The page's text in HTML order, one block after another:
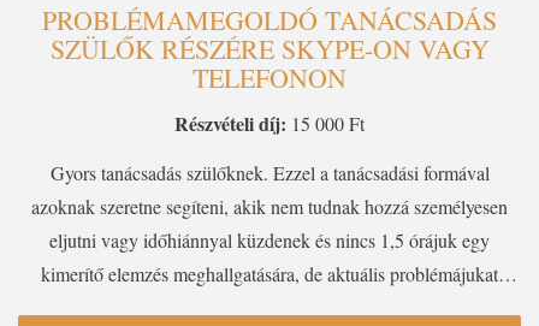
PROBLÉMAMEGOLDÓ TANÁCSADÁS
SZÜLŐK RÉSZÉRE SKYPE-ON VAGY
TELEFONON
Részvételi díj: 15 000 Ft
Gyors tanácsadás szülőknek. Ezzel a tanácsadási formával
azoknak szeretne segíteni, akik nem tudnak hozzá személyesen
eljutni vagy időhiánnyal küzdenek és nincs 1,5 órájuk egy
kimerítő elemzés meghallgatására, de aktuális problémájukat